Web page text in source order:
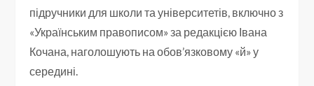
підручники для школи та університетів, включно з
«Українським правописом» за редакцією Івана
Кочана, наголошують на обов’язковому «й» у
середині.